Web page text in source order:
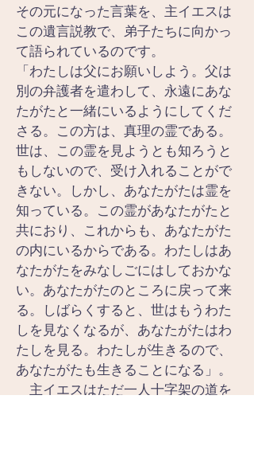
その元になった言葉を、主イエスは
この遺言説教で、弟子たちに向かっ
て語られているのです。
「わたしは父にお願いしよう。父は
別の弁護者を遣わして、永遠にあな
たがたと一緒にいるようにしてくだ
さる。この方は、真理の霊である。
世は、この霊を見ようとも知ろうと
もしないので、受け入れることがで
きない。しかし、あなたがたは霊を
知っている。この霊があなたがたと
共におり、これからも、あなたがた
の内にいるからである。わたしはあ
なたがたをみなしごにはしておかな
い。あなたがたのところに戻って来
る。しばらくすると、世はもうわた
しを見なくなるが、あなたがたはわ
たしを見る。わたしが生きるので、
あなたがたも生きることになる」。
主イエスはただ一人十字架の道を